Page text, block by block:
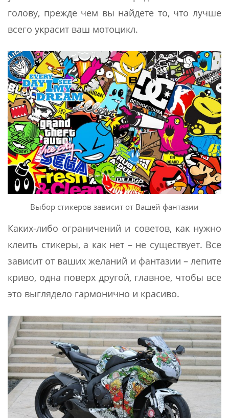
голову, прежде чем вы найдете то, что лучше
всего украсит ваш мотоцикл.
Выбор стикеров зависит от Вашей фантазии
Каких-либо ограничений и советов, как нужно
клеить стикеры, а как нет – не существует. Все
зависит от ваших желаний и фантазии – лепите
криво, одна поверх другой, главное, чтобы все
это выглядело гармонично и красиво.